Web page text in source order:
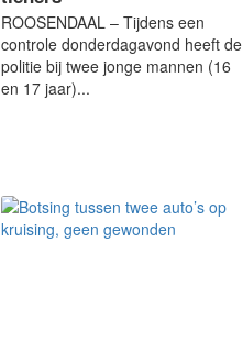
ROOSENDAAL – Tijdens een
controle donderdagavond heeft de
politie bij twee jonge mannen (16
en 17 jaar)...